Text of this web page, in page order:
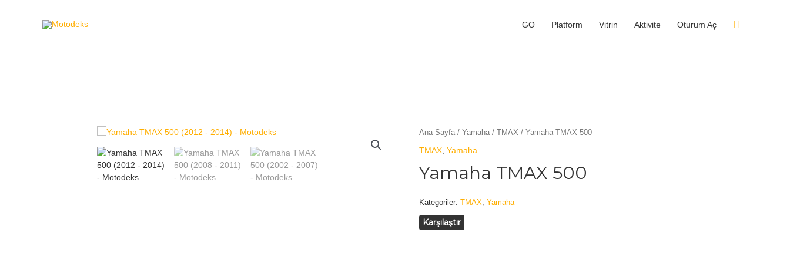
GO Platform Vitrin Aktivite Oturum Aç
Ana Sayfa/ Yamaha/ TMAX / Yamaha TMAX 500
TMAX, Yamaha
Yamaha TMAX 500
Kategoriler: TMAX, Yamaha
Karşılaştır